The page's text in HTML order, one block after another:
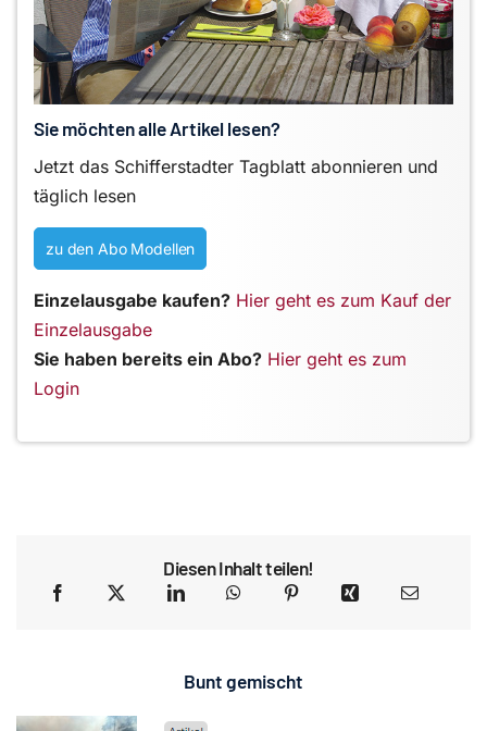
Sie möchten alle Artikel lesen?
Jetzt das Schifferstadter Tagblatt abonnieren und
täglich lesen
zu den Abo Modellen
Einzelausgabe kaufen? Hier geht es zum Kauf der
Einzelausgabe
Sie haben bereits ein Abo? Hier geht es zum
Login
Diesen Inhalt teilen!
Bunt gemischt